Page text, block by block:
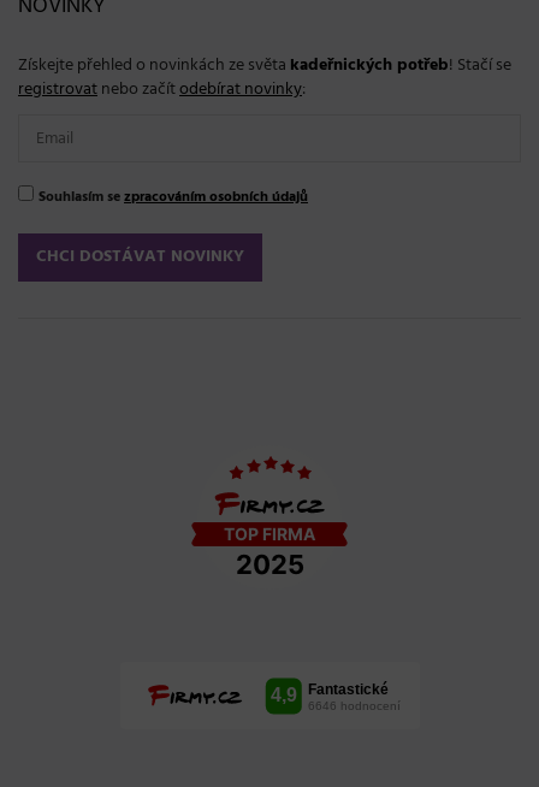
NOVINKY
Získejte přehled o novinkách ze světa kadeřnických potřeb! Stačí se
registrovatnebo začítodebírat novinky:
Souhlasím sezpracováním osobních údajů